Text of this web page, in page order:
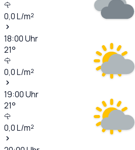
0,0L/m²
18:00Uhr
21°
0,0L/m²
19:00Uhr
21°
0,0L/m²